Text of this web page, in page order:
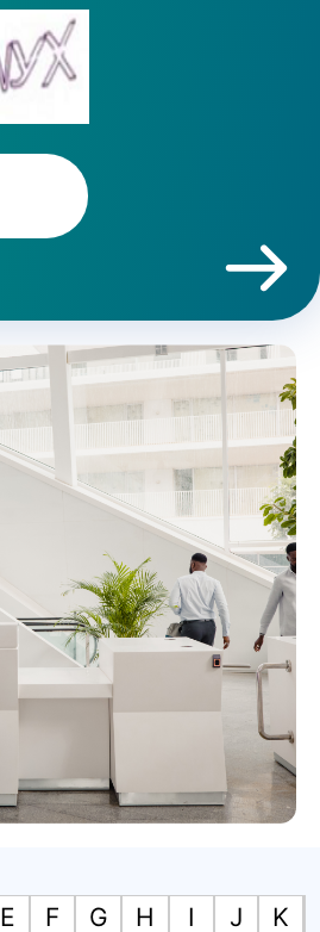
E F G H I J
K